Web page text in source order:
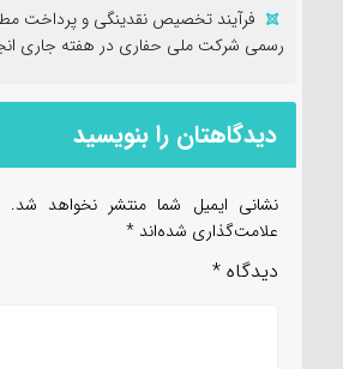
فرآیند تخصیص نقدینگی و پرداخت
رسمی شرکت ملی حفاری در هفته جاری
دیدگاهتان را بنویسید
نشانی ایمیل شما منتشر نخواهد شد.
علامت‌گذاری شده‌اند *
دیدگاه *